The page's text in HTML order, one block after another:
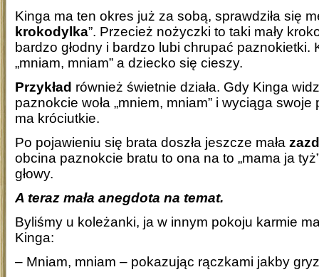
Kinga ma ten okres już za sobą, sprawdziła się
krokodylka”. Przecież nożyczki to taki mały
bardzo głodny i bardzo lubi chrupać paznokietki.
„mniam, mniam” a dziecko się cieszy.
Przykład również świetnie działa. Gdy Kinga
paznokcie woła „mniem, mniam” i wyciąga
ma króciutkie.
Po pojawieniu się brata doszła jeszcze mała
obcina paznokcie bratu to ona na to „mama ja
głowy.
A teraz mała anegdota na temat.
Byliśmy u koleżanki, ja w innym pokoju karmie
Kinga:
– Mniam, mniam – pokazując rączkami jakby